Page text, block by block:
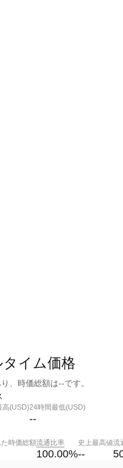
イム価格
、時価総額は--です。
高(USD)24時間最低(USD)
--
時価総額流通比率
100.00%
史上最高値
--
流